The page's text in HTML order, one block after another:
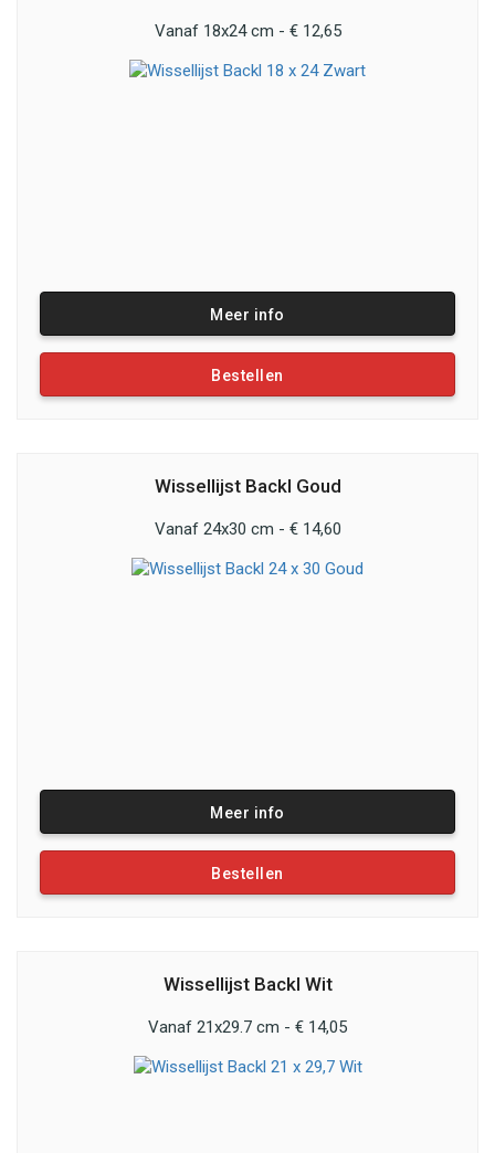
Vanaf 18x24 cm - € 12,65
Meer info
Bestellen
Wissellijst Backl Goud
Vanaf 24x30 cm - € 14,60
Meer info
Bestellen
Wissellijst Backl Wit
Vanaf 21x29.7 cm - € 14,05